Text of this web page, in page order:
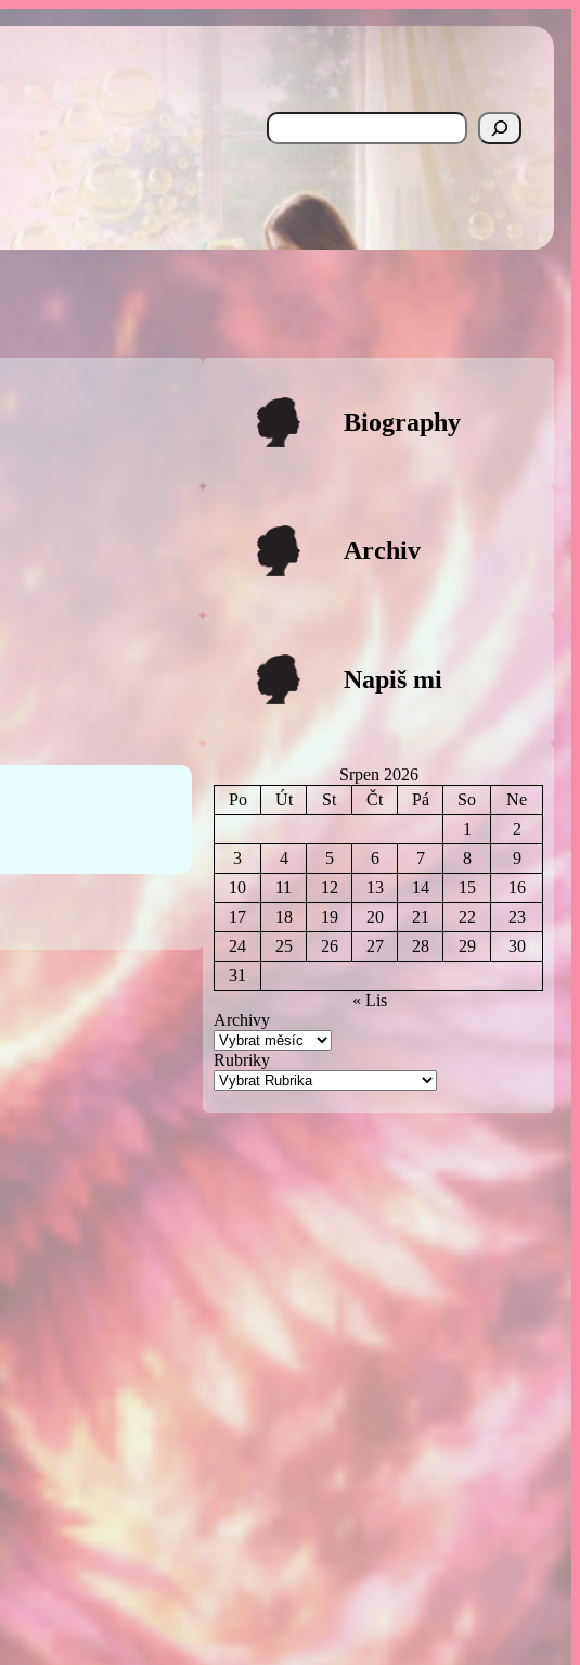
Search
Biography
Archiv
Napiš mi
Srpen 2026
Po
Út St Čt Pá So
Ne
1
2
3
4 5 6 7 8
9
10
11 12 13 14 15
16
17
18 19 20 21 22
23
24
25 26 27 28 29
30
31
« Lis
Archivy
Rubriky